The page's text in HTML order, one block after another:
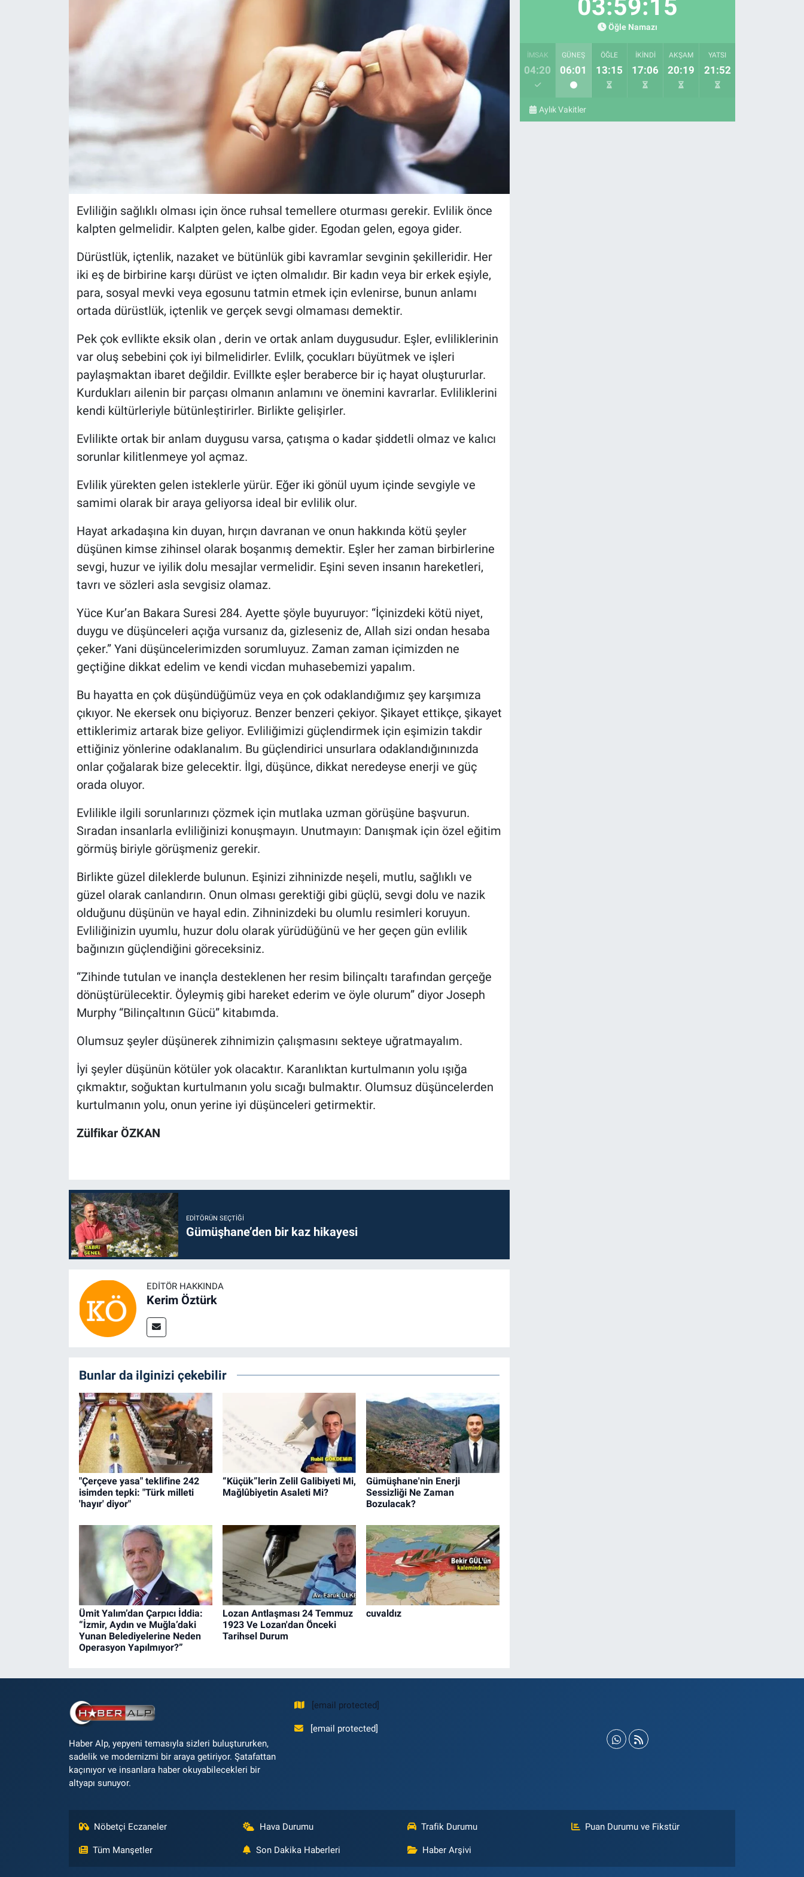
Evliliğin sağlıklı olması için önce ruhsal temellere oturması gerekir. Evlilik önce
kalpten gelmelidir. Kalpten gelen, kalbe gider. Egodan gelen, egoya gider.
Dürüstlük, içtenlik, nazaket ve bütünlük gibi kavramlar sevginin şekilleridir. Her
iki eş de birbirine karşı dürüst ve içten olmalıdır. Bir kadın veya bir erkek eşiyle,
para, sosyal mevki veya egosunu tatmin etmek için evlenirse, bunun anlamı
ortada dürüstlük, içtenlik ve gerçek sevgi olmaması demektir.
Pek çok evllikte eksik olan , derin ve ortak anlam duygusudur. Eşler, evliliklerinin
var oluş sebebini çok iyi bilmelidirler. Evlilk, çocukları büyütmek ve işleri
paylaşmaktan ibaret değildir. Evillkte eşler beraberce bir iç hayat oluştururlar.
Kurdukları ailenin bir parçası olmanın anlamını ve önemini kavrarlar. Evliliklerini
kendi kültürleriyle bütünleştirirler. Birlikte gelişirler.
Evlilikte ortak bir anlam duygusu varsa, çatışma o kadar şiddetli olmaz ve kalıcı
sorunlar kilitlenmeye yol açmaz.
Evlilik yürekten gelen isteklerle yürür. Eğer iki gönül uyum içinde sevgiyle ve
samimi olarak bir araya geliyorsa ideal bir evlilik olur.
Hayat arkadaşına kin duyan, hırçın davranan ve onun hakkında kötü şeyler
düşünen kimse zihinsel olarak boşanmış demektir. Eşler her zaman birbirlerine
sevgi, huzur ve iyilik dolu mesajlar vermelidir. Eşini seven insanın hareketleri,
tavrı ve sözleri asla sevgisiz olamaz.
Yüce Kur’an Bakara Suresi 284. Ayette şöyle buyuruyor: “İçinizdeki kötü niyet,
duygu ve düşünceleri açığa vursanız da, gizleseniz de, Allah sizi ondan hesaba
çeker.” Yani düşüncelerimizden sorumluyuz. Zaman zaman içimizden ne
geçtiğine dikkat edelim ve kendi vicdan muhasebemizi yapalım.
Bu hayatta en çok düşündüğümüz veya en çok odaklandığımız şey karşımıza
çıkıyor. Ne ekersek onu biçiyoruz. Benzer benzeri çekiyor. Şikayet ettikçe, şikayet
ettiklerimiz artarak bize geliyor. Evliliğimizi güçlendirmek için eşimizin takdir
ettiğiniz yönlerine odaklanalım. Bu güçlendirici unsurlara odaklandığınınızda
onlar çoğalarak bize gelecektir. İlgi, düşünce, dikkat neredeyse enerji ve güç
orada oluyor.
Evlilikle ilgili sorunlarınızı çözmek için mutlaka uzman görüşüne başvurun.
Sıradan insanlarla evliliğinizi konuşmayın. Unutmayın: Danışmak için özel eğitim
görmüş biriyle görüşmeniz gerekir.
Birlikte güzel dileklerde bulunun. Eşinizi zihninizde neşeli, mutlu, sağlıklı ve
güzel olarak canlandırın. Onun olması gerektiği gibi güçlü, sevgi dolu ve nazik
olduğunu düşünün ve hayal edin. Zihninizdeki bu olumlu resimleri koruyun.
Evliliğinizin uyumlu, huzur dolu olarak yürüdüğünü ve her geçen gün evlilik
bağınızın güçlendiğini göreceksiniz.
“Zihinde tutulan ve inançla desteklenen her resim bilinçaltı tarafından gerçeğe
dönüştürülecektir. Öyleymiş gibi hareket ederim ve öyle olurum” diyor Joseph
Murphy “Bilinçaltının Gücü” kitabımda.
Olumsuz şeyler düşünerek zihnimizin çalışmasını sekteye uğratmayalım.
İyi şeyler düşünün kötüler yok olacaktır. Karanlıktan kurtulmanın yolu ışığa
çıkmaktır, soğuktan kurtulmanın yolu sıcağı bulmaktır. Olumsuz düşüncelerden
kurtulmanın yolu, onun yerine iyi düşünceleri getirmektir.
Zülfikar ÖZKAN
EDITÖRÜN SEÇTIĞI
Gümüşhane’den bir kaz hikayesi
EDITÖR HAKKINDA
Kerim Öztürk
Bunlar da ilginizi çekebilir
"Çerçeve yasa" teklifine 242
isimden tepki: "Türk milleti
'hayır' diyor"
“Küçük”lerin Zelil Galibiyeti Mi,
Mağlûbiyetin Asaleti Mi?
Gümüşhane'nin Enerji
Sessizliği Ne Zaman
Bozulacak?
Ümit Yalım’dan Çarpıcı İddia:
“İzmir, Aydın ve Muğla’daki
Yunan Belediyelerine Neden
Operasyon Yapılmıyor?”
Lozan Antlaşması 24 Temmuz
1923 Ve Lozan'dan Önceki
Tarihsel Durum
cuvaldız
03:59:14
Öğle Namazı
İMSAK
04:20
GÜNEŞ
06:01
ÖĞLE
13:15
İKINDI
17:06
AKŞAM
20:19
YATSI
21:52
Aylık Vakitler
Haber Alp, yepyeni temasıyla sizleri buluştururken,
sadelik ve modernizmi bir araya getiriyor. Şatafattan
kaçınıyor ve insanlara haber okuyabilecekleri bir
altyapı sunuyor.
[email protected]
[email protected]
Nöbetçi Eczaneler Hava Durumu Trafik Durumu Puan Durumu ve Fikstür
Tüm Manşetler Son Dakika Haberleri Haber Arşivi